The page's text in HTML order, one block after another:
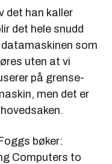
det han kaller
det hele snudd
som
uten at vi
på grense­
men det er
bøker:
Computers to